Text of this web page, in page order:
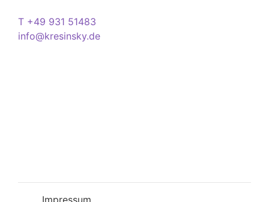
T +49 931 51483
info@kresinsky.de